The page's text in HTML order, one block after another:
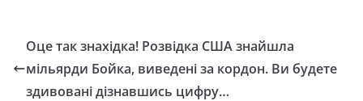
Оце так знахідка! Розвідка США знайшла
мільярди Бойка, виведені за кордон. Ви будете
здивовані дізнавшись цифру…